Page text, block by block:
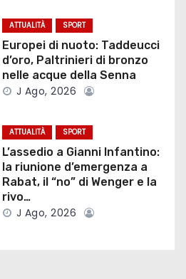
ATTUALITÀ SPORT
Europei di nuoto: Taddeucci
d’oro, Paltrinieri di bronzo
nelle acque della Senna
J Ago, 2026
ATTUALITÀ SPORT
L’assedio a Gianni Infantino:
la riunione d’emergenza a
Rabat, il “no” di Wenger e la
rivo…
J Ago, 2026